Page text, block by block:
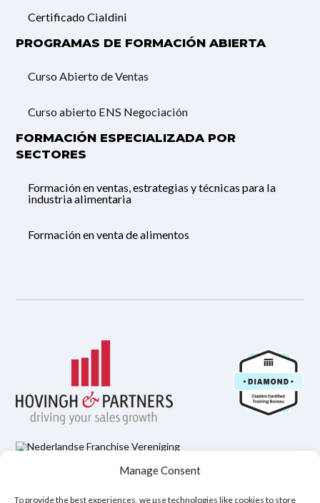
Manage Consent
To provide the best experiences, we use technologies like cookies to store
Certificado Cialdini
PROGRAMAS DE FORMACIÓN ABIERTA
Curso Abierto de Ventas
Curso abierto ENS Negociación
FORMACIÓN ESPECIALIZADA POR
SECTORES
Formación en ventas, estrategias y técnicas para la
industria alimentaria
Formación en venta de alimentos
Política de Privacidad
Aviso legal
Política de cookies (UE)